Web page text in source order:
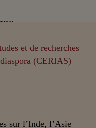
sur l’Inde, l’Asie